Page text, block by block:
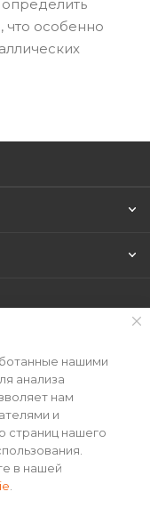
определить
что особенно
04
нашими
анализа
нам
и
страниц нашего
в нашей